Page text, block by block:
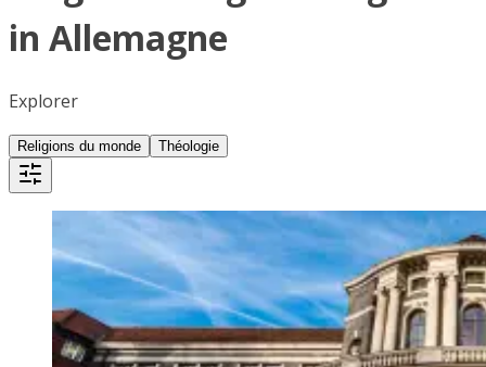
in Allemagne
Explorer
Religions du monde Théologie